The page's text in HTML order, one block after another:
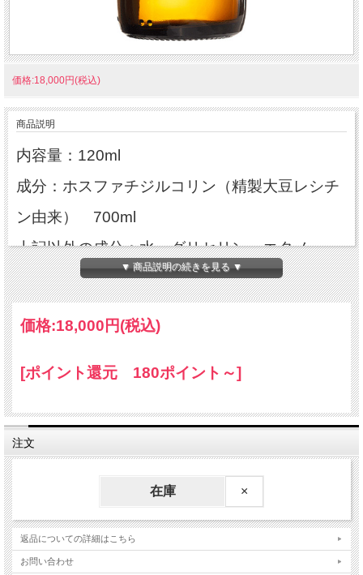
価格:18,000円(税込)
商品説明
内容量：120ml
成分：ホスファチジルコリン（精製大豆レシチ
ン由来） 700ml
上記以外の成分：水、グリセリン、エタノー
ル、ビタミンE
液状なので水がなくても摂取できます。
※1瓶あたりの容量：24回分 口に含んだあと
力を吸収できます。薬を服用されている方や妊
婦の方は、ご利用前に医師へご相談ください。
18分でわかるクイックシルバーサイ
エンティフィック社
▼ 商品説明の続きを見る ▼
価格:18,000円(税込)
[ポイント還元 180ポイント～]
注文
在庫 ×
返品についての詳細はこちら
お問い合わせ